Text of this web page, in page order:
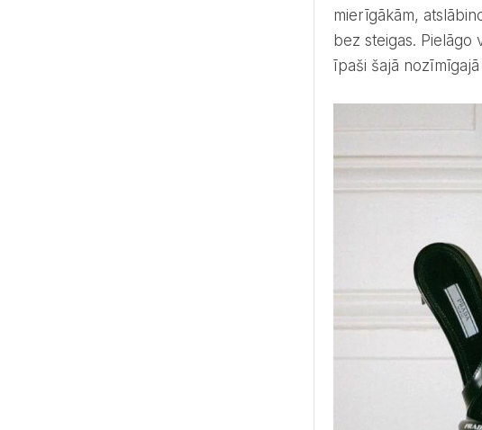
mierīgākām,
bez steigas. Pielāgo
īpaši šajā nozīmīgajā